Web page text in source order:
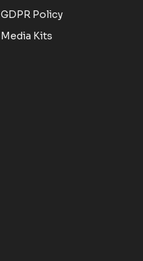
GDPR Policy
Media Kits